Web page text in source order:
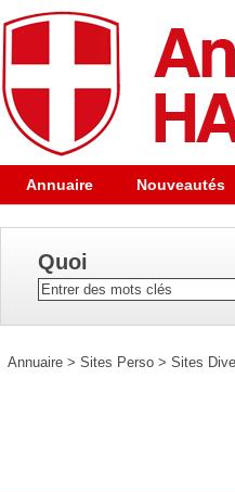
Annuaire Nouveautés
Quoi
Annuaire > Sites Perso > Sites